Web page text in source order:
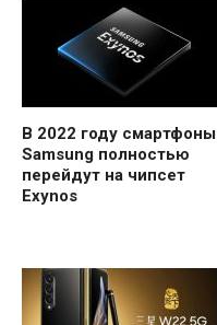
В 2022 году смартфоны
Samsung полностью
перейдут на чипсет
Exynos